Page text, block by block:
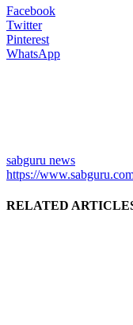
Facebook
Twitter
Pinterest
WhatsApp
sabguru news
https://
RELATED